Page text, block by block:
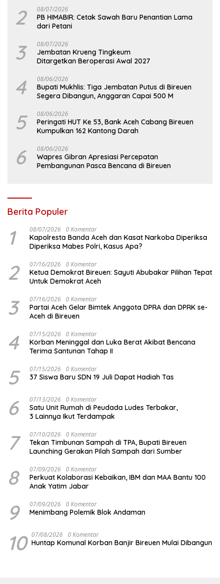
2 08/07/2026
PB HIMABIR: Cetak Sawah Baru Penantian Lama
dari Petani
3 08/07/2026
Jembatan Krueng Tingkeum
Ditargetkan Beroperasi Awal 2027
4 08/06/2026
Bupati Mukhlis: Tiga Jembatan Putus di Bireuen
Segera Dibangun, Anggaran Capai 500 M
5 08/06/2026
Peringati HUT Ke 53, Bank Aceh Cabang Bireuen
Kumpulkan 162 Kantong Darah
6 08/06/2026
Wapres Gibran Apresiasi Percepatan
Pembangunan Pasca Bencana di Bireuen
Berita Populer
1 08/07/2026 0 Komentar
Kapolresta Banda Aceh dan Kasat Narkoba Diperiksa
Diperiksa Mabes Polri, Kasus Apa?
2 07/16/2026 0 Komentar
Ketua Demokrat Bireuen: Sayuti Abubakar Pilihan Tepat
Untuk Demokrat Aceh
3 07/16/2026 0 Komentar
Partai Aceh Gelar Bimtek Anggota DPRA dan DPRK se-
Aceh di Bireuen
4 07/15/2026 0 Komentar
Korban Meninggal dan Luka Berat Akibat Bencana
Terima Santunan Tahap II
5 07/15/2026 0 Komentar
37 Siswa Baru SDN 19 Juli Dapat Hadiah Tas
6 07/13/2026 0 Komentar
Satu Unit Rumah di Peudada Ludes Terbakar,
3 Lainnya Ikut Terdampak
7 07/10/2026 0 Komentar
Tekan Timbunan Sampah di TPA, Bupati Bireuen
Launching Gerakan Pilah Sampah dari Sumber
8 07/09/2026 0 Komentar
Perkuat Kolaborasi Kebaikan, IBM dan MAA Bantu 100
Anak Yatim Jabar
9 07/09/2026 0 Komentar
Menimbang Polemik Blok Andaman
10 07/08/2026 0 Komentar
Huntap Komunal Korban Banjir Bireuen Mulai Dibangun